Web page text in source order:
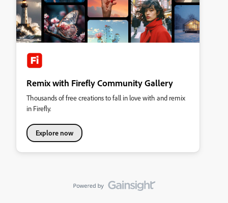
Remix with Firefly Community Gallery
Thousands of free creations to fall in love with and remix
in Firefly.
Explore now